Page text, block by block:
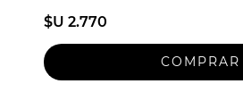
$U 2.770